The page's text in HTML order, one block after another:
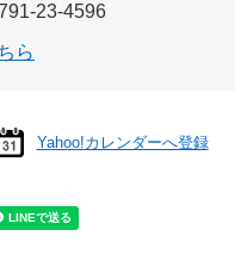
23-4596
ら
Yahoo!カレンダーへ登録